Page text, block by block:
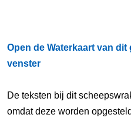
Open de Waterkaart van
venster
De teksten bij dit
omdat deze worden